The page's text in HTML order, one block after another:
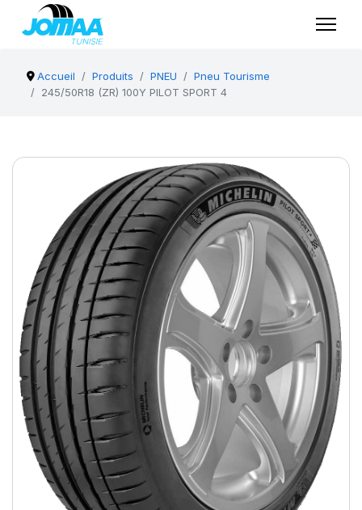
Accueil Produits PNEU
Pneu Tourisme
245/50R18 (ZR) 100Y PILOT SPORT 4